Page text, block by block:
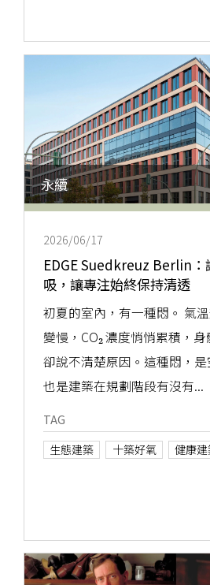
永續
2026/06/17
EDGE Suedkreuz Berlin：
吸，讓專注始終保持清透
初夏的室內，有一種悶。 氣
變慢，CO₂ 濃度悄悄累積，
卻說不清楚原因。這種悶，是
也是建築在規劃階段有沒有...
TAG
生態建築
十築好氧 健康